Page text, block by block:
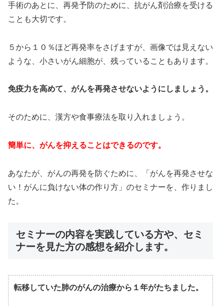
手術のあとに、再発予防のために、抗がん剤治療を受ける
ことも大切です。
５から１０％ほど再発率をさげますが、画像では見えない
ような、小さいがん細胞が、残っていることもあります。
免疫力を高めて、がんを再発させないようにしましょう。
そのために、漢方や食事療法を取り入れましょう。
簡単に、がんを抑えることはできるのです。
あなたが、がんの再発を防ぐために、「がんを再発させな
い！がんに負けない体の作り方」のセミナーを、作りまし
た。
セミナーの内容を実践している方や、セミ
ナーを見た方の感想を紹介します。
転移していた肺のがんの治療から１年がたちました。